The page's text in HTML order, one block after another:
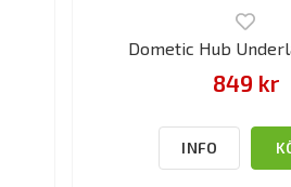
Dometic Hub
849 kr
INFO